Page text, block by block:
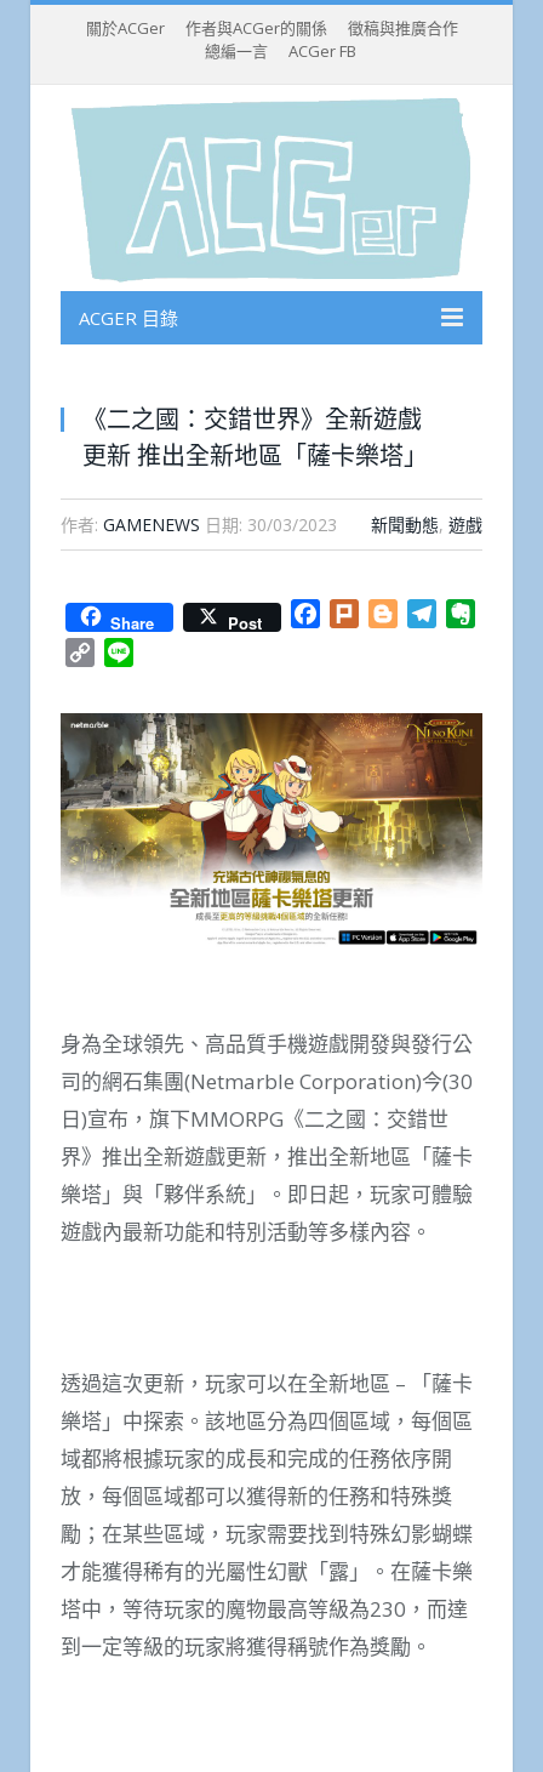
關於ACGer 作者與ACGer的關係
徵稿與推廣合作
總編一言
ACGer FB
ACGER 目錄
《二之國：交錯世界》全新遊戲
更新 推出全新地區「薩卡樂塔」
作者: GAMENEWS 日期: 30/03/2023 新聞動態, 遊戲
Share Post Facebook
Plurk BloggerTelegram
Copy
身為全球領先、高品質手機遊戲開發與發行公
司的網石集團(Netmarble Corporation)今(30
日)宣布，旗下MMORPG《二之國：交錯世
界》推出全新遊戲更新，推出全新地區「薩卡
樂塔」與「夥伴系統」。即日起，玩家可體驗
遊戲內最新功能和特別活動等多樣內容。
透過這次更新，玩家可以在全新地區 – 「薩卡
樂塔」中探索。該地區分為四個區域，每個區
域都將根據玩家的成長和完成的任務依序開
放，每個區域都可以獲得新的任務和特殊獎
勵；在某些區域，玩家需要找到特殊幻影蝴蝶
才能獲得稀有的光屬性幻獸「露」。在薩卡樂
塔中，等待玩家的魔物最高等級為230，而達
到一定等級的玩家將獲得稱號作為獎勵。